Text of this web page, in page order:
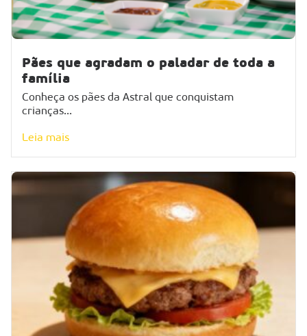
Pães que agradam o paladar de toda a
família
Conheça os pães da Astral que conquistam
crianças...
Leia mais